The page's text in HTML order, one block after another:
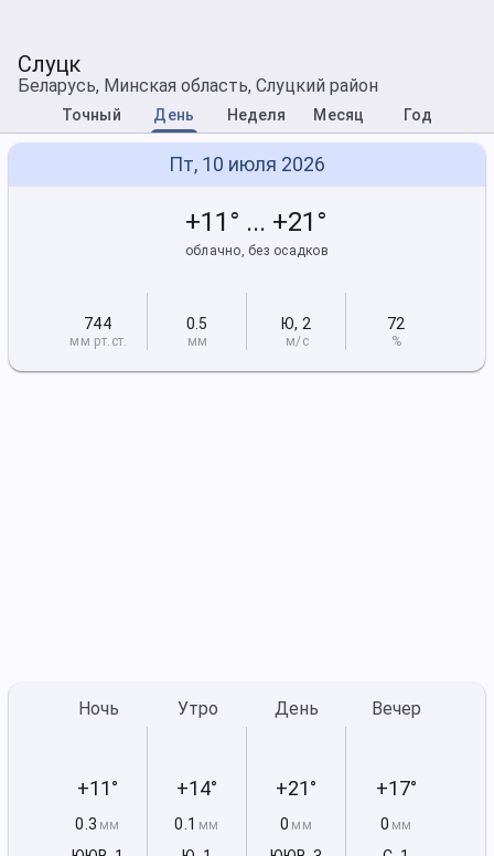
Слуцк
Беларусь, Минская область, Слуцкий район
Точный День Неделя Месяц Год
Пт, 10 июля 2026
+11° ... +21°
облачно, без осадков
744
мм рт.ст.
0.5
мм
Ю, 2
м/с
72
%
Ночь
+11°
0.3 мм
Утро
+14°
0.1 мм
День
+21°
0 мм
Вечер
+17°
0 мм